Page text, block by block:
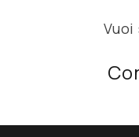
Vuoi